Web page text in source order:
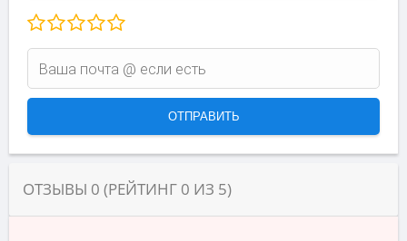
ОТЗЫВЫ 0 (РЕЙТИНГ 0 ИЗ 5)